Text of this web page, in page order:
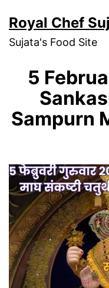
to
content
Royal Chef
Sujata's Food Site
5
Sampurn